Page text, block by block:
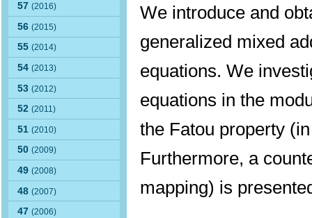
57(2016)
56(2015)
55(2014)
54(2013)
53(2012)
52(2011)
51(2010)
50(2009)
49(2008)
48(2007)
47(2006)
We introduce and
generalized mixed
equations. We
equations in the
the Fatou property
Furthermore, a
mapping) is